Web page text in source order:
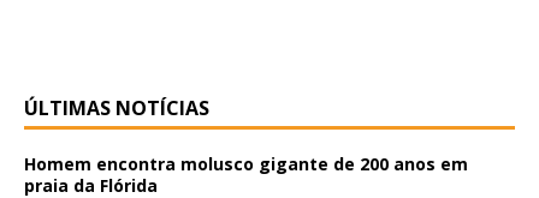
ÚLTIMAS NOTÍCIAS
Homem encontra molusco gigante de 200 anos em
praia da Flórida